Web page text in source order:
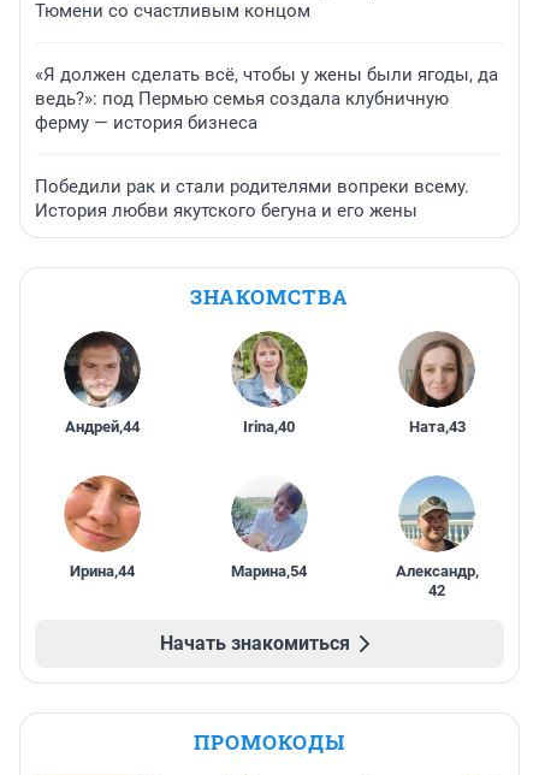
Тюмени со счастливым концом
«Я должен сделать всё, чтобы у жены были ягоды, да
ведь?»: под Пермью семья создала клубничную
ферму — история бизнеса
Победили рак и стали родителями вопреки всему.
История любви якутского бегуна и его жены
ЗНАКОМСТВА
Андрей,44 Irina,40 Ната,43
Ирина,44 Марина,54 Александр,
42
Начать знакомиться
ПРОМОКОДЫ